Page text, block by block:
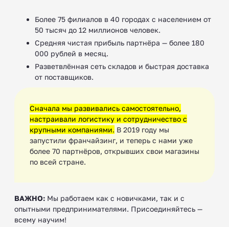
Более 75 филиалов в 40 городах с населением от
50 тысяч до 12 миллионов человек.
Средняя чистая прибыль партнёра — более 180
000 рублей в месяц.
Разветвлённая сеть складов и быстрая доставка
от поставщиков.
Сначала мы развивались самостоятельно,
настраивали логистику и сотрудничество с
крупными компаниями. В 2019 году мы
запустили франчайзинг, и теперь с нами уже
более 70 партнёров, открывших свои магазины
по всей стране.
ВАЖНО: Мы работаем как с новичками, так и с
опытными предпринимателями. Присоединяйтесь —
всему научим!